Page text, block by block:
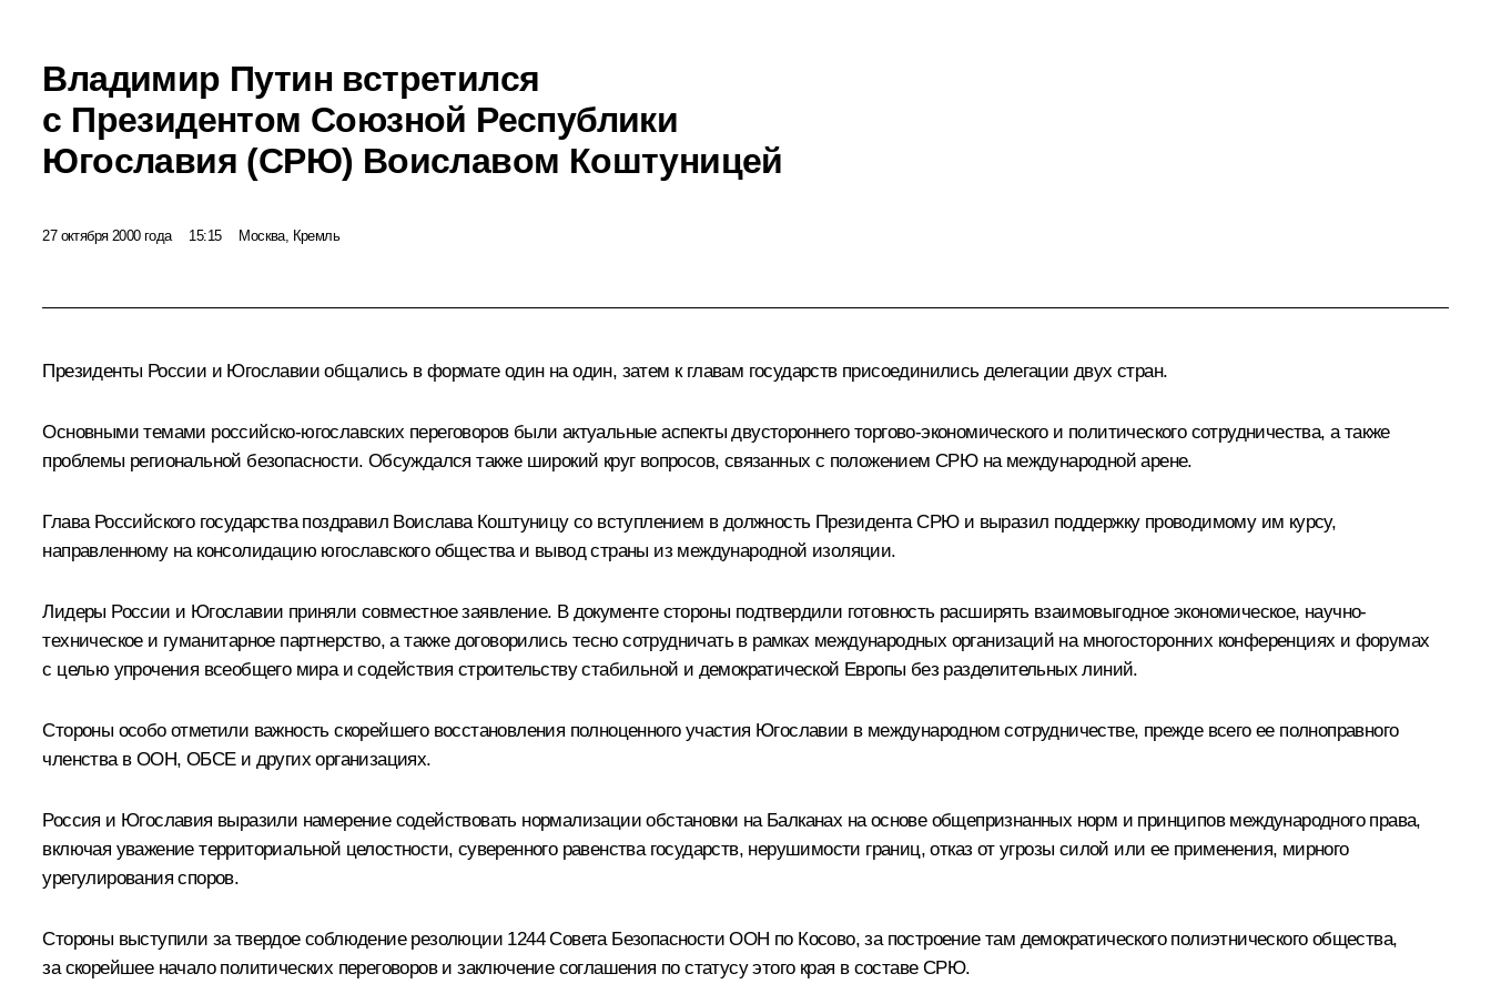
Владимир Путин встретился
с Президентом Союзной Республики
Югославия (СРЮ) Воиславом Коштуницей
27 октября 2000 года 15:15 Москва, Кремль
Президенты России и Югославии общались в формате один на один, затем к главам государств присоединились делегации двух стран.
Основными темами российско-югославских переговоров были актуальные аспекты двустороннего торгово-экономического и политического сотрудничества, а также
проблемы региональной безопасности. Обсуждался также широкий круг вопросов, связанных с положением СРЮ на международной арене.
Глава Российского государства поздравил Воислава Коштуницу со вступлением в должность Президента СРЮ и выразил поддержку проводимому им курсу,
направленному на консолидацию югославского общества и вывод страны из международной изоляции.
Лидеры России и Югославии приняли совместное заявление. В документе стороны подтвердили готовность расширять взаимовыгодное экономическое, научно-
техническое и гуманитарное партнерство, а также договорились тесно сотрудничать в рамках международных организаций на многосторонних конференциях и форумах
с целью упрочения всеобщего мира и содействия строительству стабильной и демократической Европы без разделительных линий.
Стороны особо отметили важность скорейшего восстановления полноценного участия Югославии в международном сотрудничестве, прежде всего ее полноправного
членства в ООН, ОБСЕ и других организациях.
Россия и Югославия выразили намерение содействовать нормализации обстановки на Балканах на основе общепризнанных норм и принципов международного права,
включая уважение территориальной целостности, суверенного равенства государств, нерушимости границ, отказ от угрозы силой или ее применения, мирного
урегулирования споров.
Стороны выступили за твердое соблюдение резолюции 1244 Совета Безопасности ООН по Косово, за построение там демократического полиэтнического общества,
за скорейшее начало политических переговоров и заключение соглашения по статусу этого края в составе СРЮ.